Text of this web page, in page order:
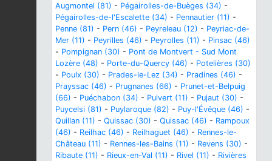
Augmontel (81) - Pégairolles-de-Buèges (34) -
Pégairolles-de-l'Escalette (34) - Pennautier (11) -
Penne (81) - Pern (46) - Peyreleau (12) - Peyriac-de-
Mer (11) - Peyrilles (46) - Peyrolles (11) - Pinsac (46)
- Pompignan (30) - Pont de Montvert - Sud Mont
Lozère (48) - Porte-du-Quercy (46) - Potelières (30)
- Poulx (30) - Prades-le-Lez (34) - Pradines (46) -
Prayssac (46) - Prugnanes (66) - Prunet-et-Belpuig
(66) - Puéchabon (34) - Puivert (11) - Pujaut (30) -
Puycelsi (81) - Puylaroque (82) - Puy-l'Évêque (46) -
Quillan (11) - Quissac (30) - Quissac (46) - Rampoux
(46) - Reilhac (46) - Reilhaguet (46) - Rennes-le-
Château (11) - Rennes-les-Bains (11) - Revens (30) -
Ribaute (11) - Rieux-en-Val (11) - Rivel (11) - Rivières